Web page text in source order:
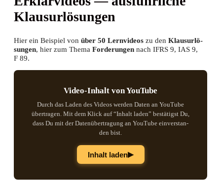
Klausurlösungen
Hier ein Bei­spiel von über 50 Lern­vi­de­os zu den Klau­sur­lö­
sun­gen, hier zum The­ma For­de­run­gen nach IFRS 9, IAS 9,
F 89.
Video-Inhalt von YouTube
Durch das Laden des Vide­os wer­den Daten an You­Tube
über­tra­gen. Mit dem Klick auf “Inhalt laden” bestä­tigst Du,
dass Du mit der Daten­über­tra­gung an You­Tube ein­ver­stan­
den bist.
Inhalt laden▶